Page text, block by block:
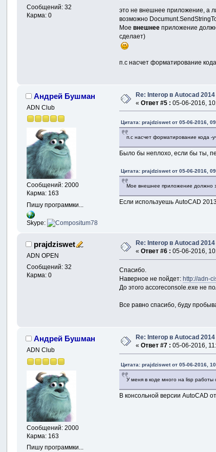
Сообщений: 32
Карма: 0
это не внешнее приложение, а
возможно
Моевнешнее приложение
сделает)
п.с насчет форматирование
Андрей Бушман
ADN Club
Сообщений: 2000
Карма: 163
Пишу программки...
Skype:
Re: Interop в Autocad 2014
«Ответ #5 : 05-06-2016,
Цитата: prajdziswet от 05-06-2016,
п.с насчет форматирование кода -
Было бы неплохо, если бы ты,
Цитата: prajdziswet от 05-06-2016,
Мое внешнее приложение должно
Если используешь AutoCAD
prajdziswet
ADN OPEN
Сообщений: 32
Карма: 0
Re: Interop в Autocad 2014
«Ответ #6 : 05-06-2016,
Cпасибо.
Наверное не пойдет: http://adn-
До этого accoreconsole.exe не
Все равно спасибо, буду
Андрей Бушман
ADN Club
Сообщений: 2000
Карма: 163
Пишу программки...
Re: Interop в Autocad 2014
«Ответ #7 : 05-06-2016,
Цитата: prajdziswet от 05-06-2016,
У меня в коде много на lisp работы
В консольной версии AutoCAD